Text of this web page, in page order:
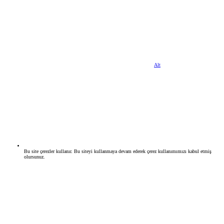
Alt
Bu site çerezler kullanır. Bu siteyi kullanmaya devam ederek çerez kullanımımızı kabul etmiş
olursunuz.